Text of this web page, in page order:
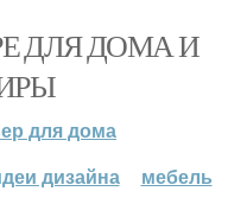
ДЛЯ ДОМА И
для дома
дизайна мебель